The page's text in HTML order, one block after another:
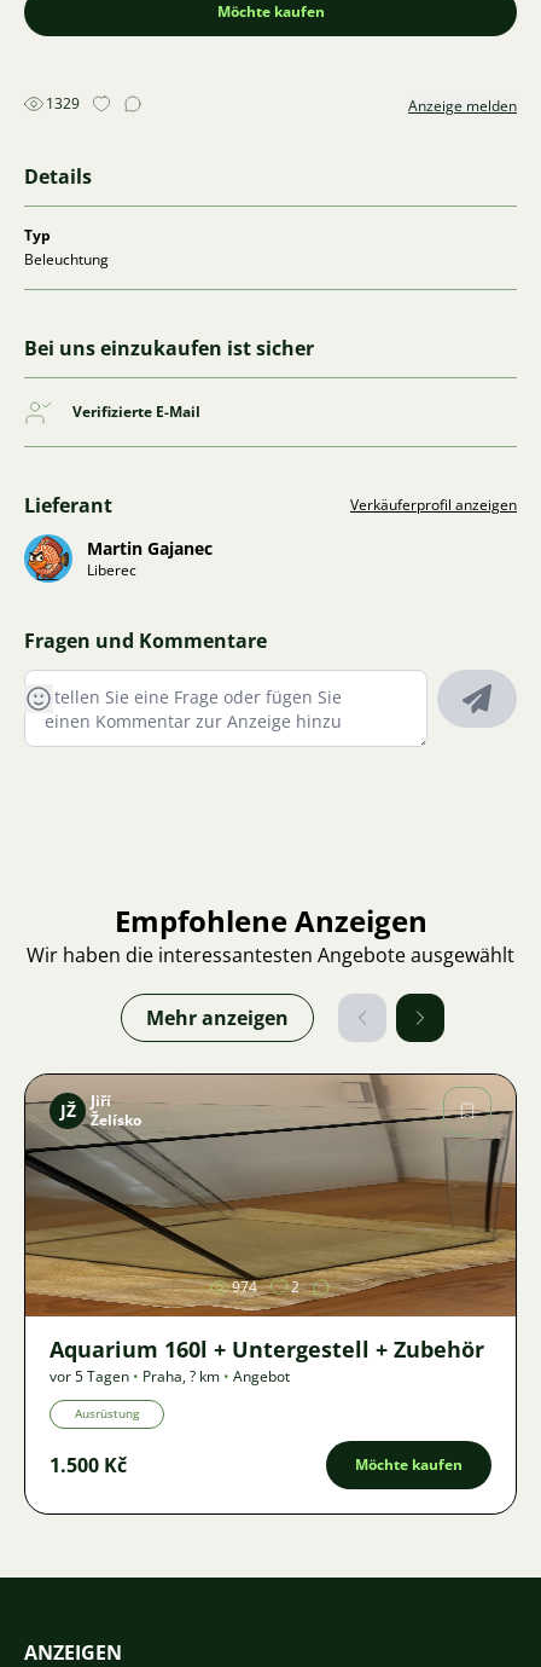
Möchte kaufen
1329 Anzeige melden
Details
Typ
Beleuchtung
Bei uns einzukaufen ist sicher
Verifizierte E-Mail
Lieferant Verkäuferprofil anzeigen
Martin Gajanec
Liberec
Fragen und Kommentare
Empfohlene Anzeigen
Wir haben die interessantesten Angebote ausgewählt
Mehr anzeigen
Bild
JŽ
Jiří
Želísko
974 2
Aquarium 160l + Untergestell + Zubehör
vor 5 Tagen • Praha,? km • Angebot
Ausrüstung
1.500 Kč Möchte kaufen
ANZEIGEN